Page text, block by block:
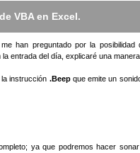
VBA en Excel.
han preguntado por la
la entrada del día, explicaré una
instrucción .Beepque emite un
ya que podremos hacer